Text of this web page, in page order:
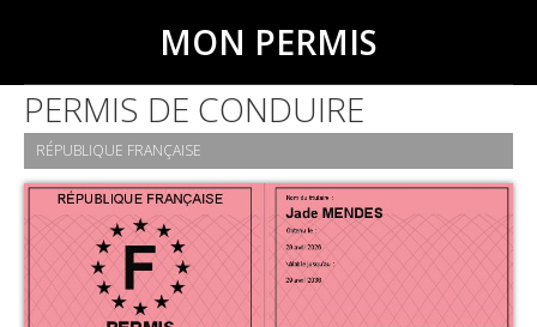
MON PERMIS
PERMIS DE CONDUIRE
RÉPUBLIQUE FRANÇAISE